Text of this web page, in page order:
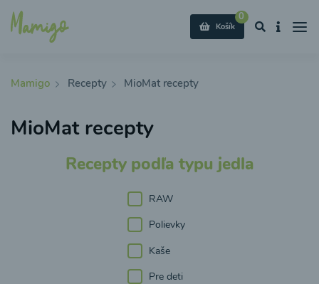
0
Košík
Mamigo Recepty MioMat recepty
MioMat recepty
Recepty podľa typu jedla
RAW
Polievky
Kaše
Pre deti